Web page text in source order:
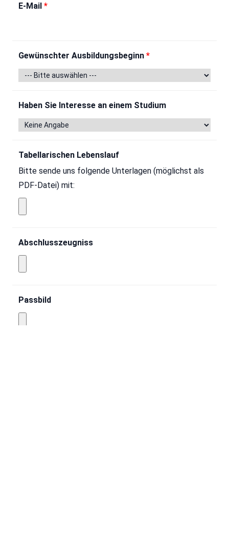
E-Mail *
Gewünschter Ausbildungsbeginn *
Haben Sie Interesse an einem Studium
Tabellarischen Lebenslauf
Bitte sende uns folgende Unterlagen (möglichst als
PDF-Datei) mit:
Abschlusszeugniss
Passbild